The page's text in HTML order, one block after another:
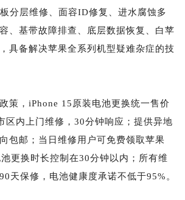
分层维修、面容ID修复、进水腐蚀多
、基带故障排查、底层数据恢复、白苹
具备解决苹果全系列机型疑难杂症的技
策，iPhone 15原装电池更换统一售价
区内上门维修，30分钟响应；提供异地
包邮；当日维修用户可免费领取苹果
更换时长控制在30分钟以内；所有维
天保修，电池健康度承诺不低于95%。